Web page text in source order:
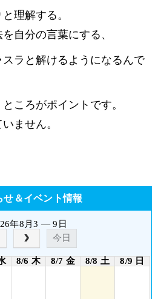
理解する。
自分の言葉にする、
ラと解けるようになるんで
ころがポイントです。
ません。
せ＆イベント情報
年8月3 — 9日
今日
8/6 木 8/7 金 8/8 土 8/9 日